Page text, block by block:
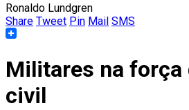
Ronaldo Lundgren
Share Tweet Pin Mail SMS
Militares na força
civil